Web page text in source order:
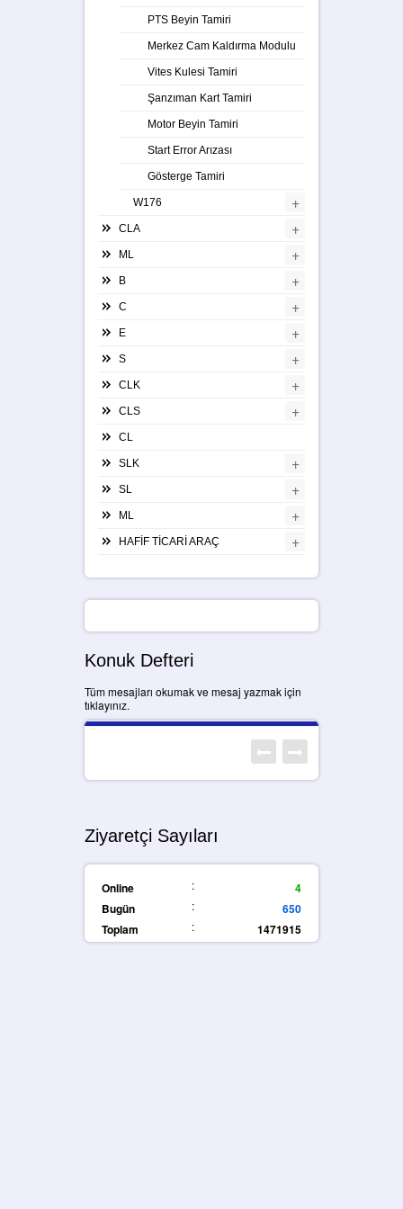
PTS Beyin Tamiri
Merkez Cam Kaldırma Modulu
Vites Kulesi Tamiri
Şanzıman Kart Tamiri
Motor Beyin Tamiri
Start Error Arızası
Gösterge Tamiri
W176 +
CLA +
ML +
B +
C +
E +
S +
CLK +
CLS +
CL
SLK +
SL +
ML +
HAFİF TİCARİ ARAÇ +
Konuk Defteri
Tüm mesajları okumak ve mesaj yazmak için
tıklayınız.
Ziyaretçi Sayıları
Online :
4
Bugün
:
650
Toplam
: 1471915